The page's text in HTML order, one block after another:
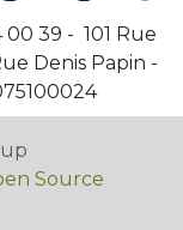
00 39 - 101 Rue
Denis Papin -
Source